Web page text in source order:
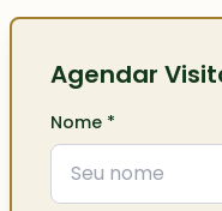
Agendar
Nome *